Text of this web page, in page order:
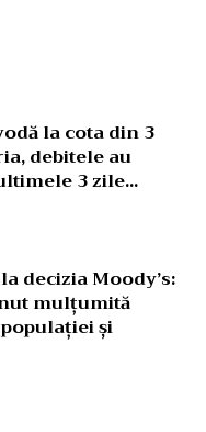
la cota din 3
debitele au
3 zile...
decizia Moody’s:
mulțumită
și